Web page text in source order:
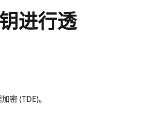
进行透
密 (TDE)。